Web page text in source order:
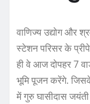
वाणिज्य उद्योग और
स्टेशन परिसर के
ही वे आज दोपहर 7
भूमि पूजन करेंगे.
में गुरु घासीदास